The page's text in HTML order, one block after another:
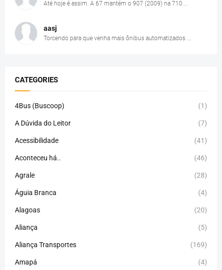
Até hoje é assim. A 67 mantém o 907 (2009) na 710....
aasj
Torcendo para que venha mais ônibus automatizados ...
CATEGORIES
4Bus (Buscoop) (1)
A Dúvida do Leitor (7)
Acessibilidade (41)
Aconteceu há.. (46)
Agrale (28)
Águia Branca (4)
Alagoas (20)
Aliança (5)
Aliança Transportes (169)
Amapá (4)